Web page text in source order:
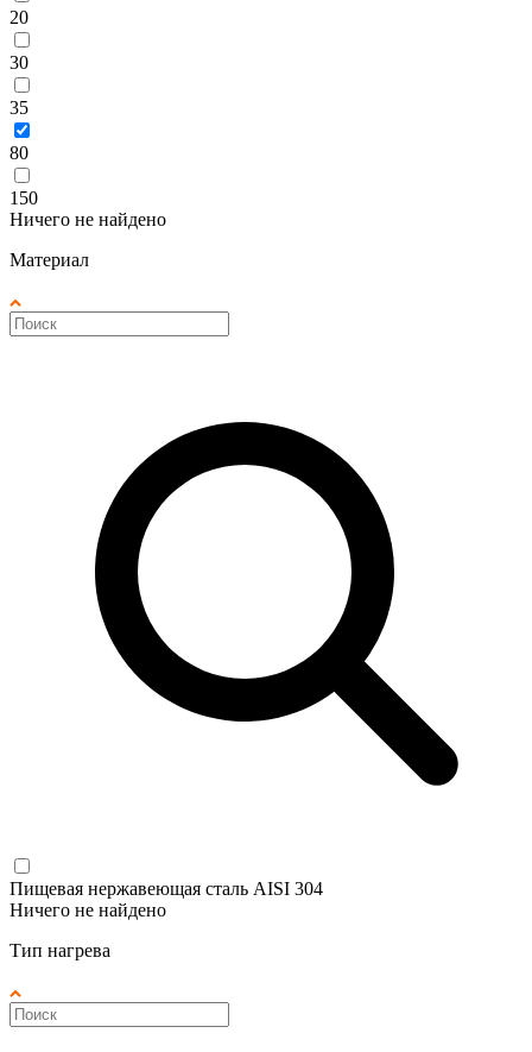
20
30
35
80
150
Ничего не найдено
Материал
Пищевая нержавеющая сталь AISI 304
Ничего не найдено
Тип нагрева